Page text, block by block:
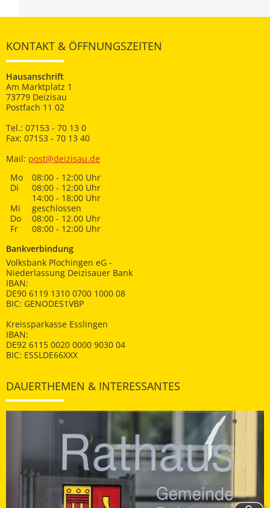
KONTAKT & ÖFFNUNGSZEITEN
Hausanschrift
Am Marktplatz 1
73779 Deizisau
Postfach 11 02
Tel.: 07153 - 70 13 0
Fax: 07153 - 70 13 40
Mail: post@deizisau.de
Mo
08:00 - 12:00 Uhr
Di
08:00 - 12:00 Uhr
14:00 - 18:00 Uhr
Mi
geschlossen
Do
08:00 - 12.00 Uhr
Fr
08:00 - 12:00 Uhr
Bankverbindung
Volksbank Plochingen eG -
Niederlassung Deizisauer Bank
IBAN:
DE90 6119 1310 0700 1000 08
BIC: GENODES1VBP
Kreissparkasse Esslingen
IBAN:
DE92 6115 0020 0000 9030 04
BIC: ESSLDE66XXX
DAUERTHEMEN & INTERESSANTES